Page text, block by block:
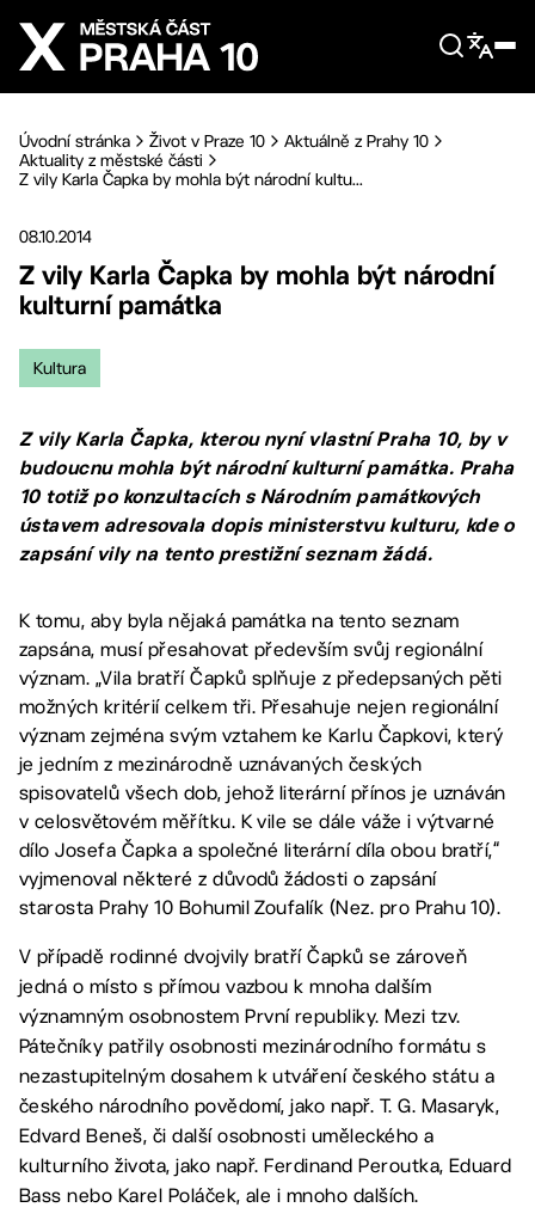
Přejít na hlavní obsah
Úvodní stránka Život v Praze 10
Aktuálně z Prahy 10
Aktuality z městské části
Z vily Karla Čapka by mohla být národní kultu...
08.10.2014
Z vily Karla Čapka by mohla být národní
kulturní památka
Kultura
Z vily Karla Čapka, kterou nyní vlastní Praha 10, by v
budoucnu mohla být národní kulturní památka. Praha
10 totiž po konzultacích s Národním památkových
ústavem adresovala dopis ministerstvu kulturu, kde o
zapsání vily na tento prestižní seznam žádá.
K tomu, aby byla nějaká památka na tento seznam
zapsána, musí přesahovat především svůj regionální
význam. „Vila bratří Čapků splňuje z předepsaných pěti
možných kritérií celkem tři. Přesahuje nejen regionální
význam zejména svým vztahem ke Karlu Čapkovi, který
je jedním z mezinárodně uznávaných českých
spisovatelů všech dob, jehož literární přínos je uznáván
v celosvětovém měřítku. K vile se dále váže i výtvarné
dílo Josefa Čapka a společné literární díla obou bratří,“
vyjmenoval některé z důvodů žádosti o zapsání
starosta Prahy 10 Bohumil Zoufalík (Nez. pro Prahu 10).
V případě rodinné dvojvily bratří Čapků se zároveň
jedná o místo s přímou vazbou k mnoha dalším
významným osobnostem První republiky. Mezi tzv.
Pátečníky patřily osobnosti mezinárodního formátu s
nezastupitelným dosahem k utváření českého státu a
českého národního povědomí, jako např. T. G. Masaryk,
Edvard Beneš, či další osobnosti uměleckého a
kulturního života, jako např. Ferdinand Peroutka, Eduard
Bass nebo Karel Poláček, ale i mnoho dalších.